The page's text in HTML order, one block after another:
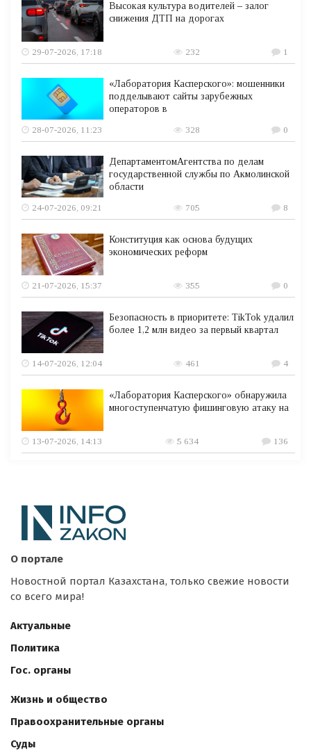
Высокая культура водителей – залог
снижения ДТП на дорогах
29-07-2026, 17:18 232 1
«Лаборатория Касперского»: мошенники
подделывают сайты зарубежных
операторов в
28-07-2026, 11:23
328 0
ДепартаментомАгентства по делам
государственной службы по Акмолинской
области
24-07-2026, 09:21
705 8
Конституция как основа будущих
экономических реформ
21-07-2026, 15:37 355 0
Безопасность в приоритете: TikTok удалил
более 1,2 млн видео за первый квартал
14-07-2026, 12:04 461 4
«Лаборатория Касперского» обнаружила
многоступенчатую фишинговую атаку на
13-07-2026, 14:13 5 634 136
О портале
Новостной портал Казахстана, только свежие новости
со всего мира!
Актуальные
Политика
Гос. органы
Жизнь и общество
Правоохранительные органы
Суды